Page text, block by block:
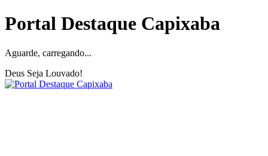
Portal Destaque Capixaba
Aguarde, carregando...
Deus Seja Louvado!